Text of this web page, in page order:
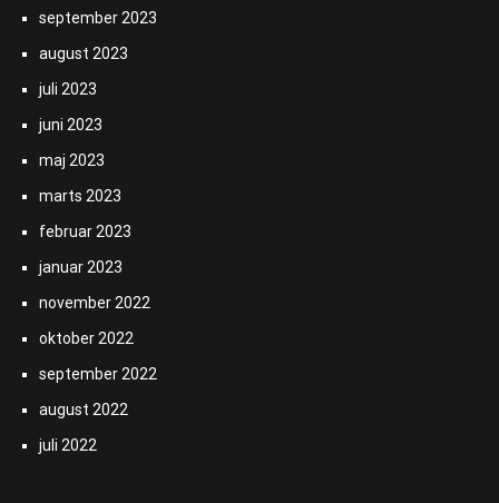
september 2023
august 2023
juli 2023
juni 2023
maj 2023
marts 2023
februar 2023
januar 2023
november 2022
oktober 2022
september 2022
august 2022
juli 2022